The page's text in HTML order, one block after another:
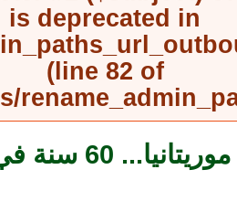
is deprecated in
(line82of
الصيد البحري في